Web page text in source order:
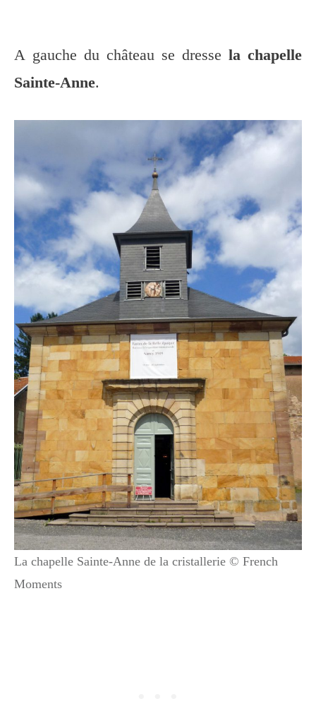
A gauche du château se dresse la chapelle
Sainte-Anne.
La chapelle Sainte-Anne de la cristallerie © French
Moments